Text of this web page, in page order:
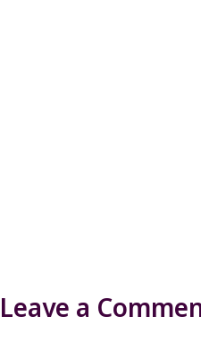
Leave a